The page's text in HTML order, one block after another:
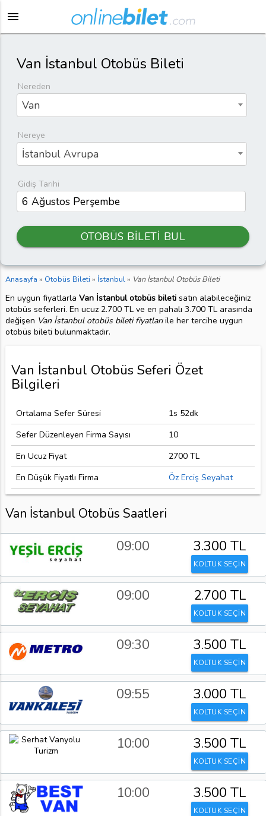
menu
Van İstanbul Otobüs Bileti
Nereden
Van
Nereye
İstanbul Avrupa
Gidiş Tarihi
OTOBÜS BİLETİ BUL
Anasayfa » Otobüs Bileti » İstanbul» Van İstanbul Otobüs Bileti
En uygun fiyatlarla Van İstanbul otobüs biletisatın alabileceğiniz
otobüs seferleri. En ucuz 2.700 TL ve en pahalı 3.700 TL arasında
değişen Van İstanbul otobüs bileti fiyatlarıile her tercihe uygun
otobüs bileti bulunmaktadır.
Van İstanbul Otobüs Seferi Özet
Bilgileri
Ortalama Sefer Süresi
1s 52dk
Sefer Düzenleyen Firma Sayısı
10
En Ucuz Fiyat
2700 TL
En Düşük Fiyatlı Firma
Öz Erciş Seyahat
Van İstanbul Otobüs Saatleri
09:00 3.300 TL
KOLTUK SEÇİN
09:00 2.700 TL
KOLTUK SEÇİN
09:30 3.500 TL
KOLTUK SEÇİN
09:55 3.000 TL
KOLTUK SEÇİN
10:00 3.500 TL
KOLTUK SEÇİN
10:00 3.500 TL
KOLTUK SEÇİN